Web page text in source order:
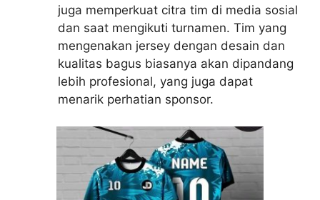
juga memperkuat citra tim di media sosial
dan saat mengikuti turnamen. Tim yang
mengenakan jersey dengan desain dan
kualitas bagus biasanya akan dipandang
lebih profesional, yang juga dapat
menarik perhatian sponsor.